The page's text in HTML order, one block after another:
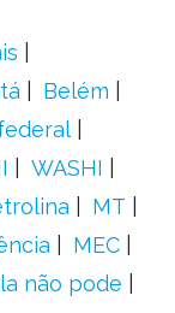
Belém
WASHI
MT
MEC
não pode